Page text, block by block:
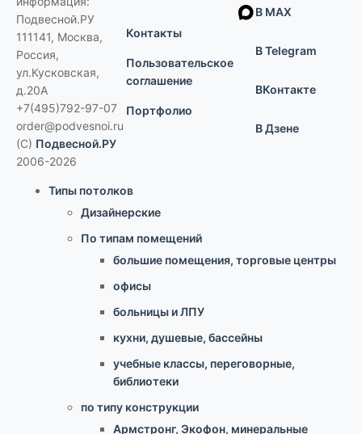
Подвесной.РУ
111141, Москва,
Россия,
ул.Кусковская,
д.20А
+7(495)792-97-07
order@podvesnoi.ru
(C) Подвесной.РУ
2006-2026
Контакты
Пользовательское
соглашение
Портфолио
В MAX
В Telegram
ВКонтакте
В Дзене
Типы потолков
Дизайнерские
По типам помещений
большие помещения, торговые центры
офисы
больницы и ЛПУ
кухни, душевые, бассейны
учебные классы, переговорные,
библиотеки
по типу конструкции
Армстронг, Экофон, минеральные